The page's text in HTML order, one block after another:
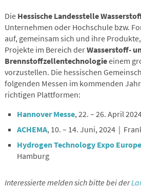
Die Hessische Landesstelle
Unternehmen oder Hochschule bzw.
auf, gemeinsam sich und ihre
Projekte im Bereich derWasserstoff-
Brennstoffzellentechnologieeinem
vorzustellen. Die hessischen
folgenden Messen im kommenden
richtigen Plattformen:
Hannover Messe, 22. – 26. April
ACHEMA, 10. – 14. Juni, 2024 |
Hydrogen Technology Expo Europe
Hamburg
Interessierte melden sich bitte bei der